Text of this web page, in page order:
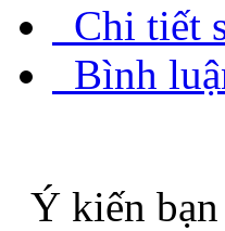
Chi tiết
Bình
Ý kiến